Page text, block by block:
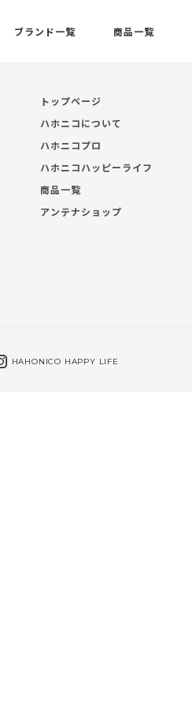
ブランド一覧 商品一覧
トップページ
ハホニコについて
ハホニコプロ
ハホニコハッピーライフ
商品一覧
アンテナショップ
HAHONICO HAPPY LIFE